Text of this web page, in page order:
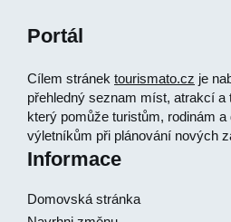
Portál
Cílem stránek tourismato.cz je
přehledný seznam míst, atrakcí a
který pomůže turistům, rodinám a
výletníkům při plánování nových
Informace
Domovská stránka